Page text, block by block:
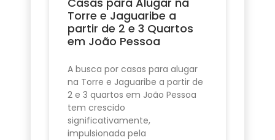
Torre e Jaguaribe a
partir de 2 e 3 Quartos
em João Pessoa
A busca por casas para alugar
na Torre e Jaguaribe a partir de
2 e 3 quartos em João Pessoa
tem crescido
significativamente,
impulsionada pela